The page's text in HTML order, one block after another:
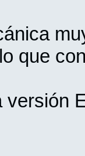
que
versión